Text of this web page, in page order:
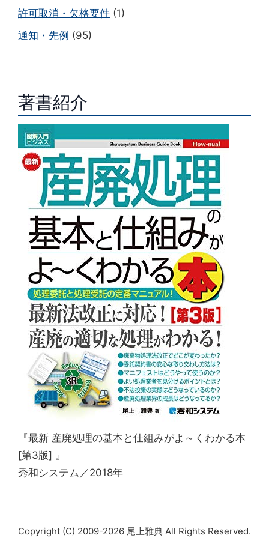
許可取消・欠格要件 (1)
通知・先例 (95)
著書紹介
『最新 産廃処理の基本と仕組みがよ～くわかる本
[第3版] 』
秀和システム／2018年
Copyright (C) 2009-2026 尾上雅典 All Rights Reserved.